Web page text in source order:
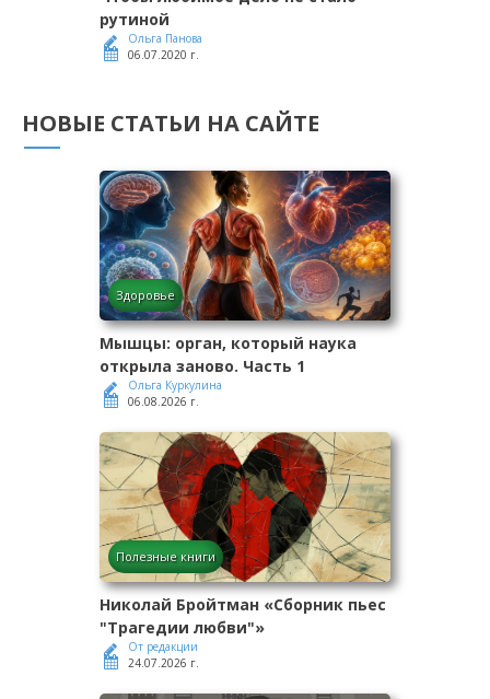
рутиной
Ольга Панова
06.07.2020 г.
НОВЫЕ СТАТЬИ НА САЙТЕ
Здоровье
Мышцы: орган, который наука
открыла заново. Часть 1
Ольга Куркулина
06.08.2026 г.
Полезные книги
Николай Бройтман «Сборник пьес
"Трагедии любви"»
От редакции
24.07.2026 г.